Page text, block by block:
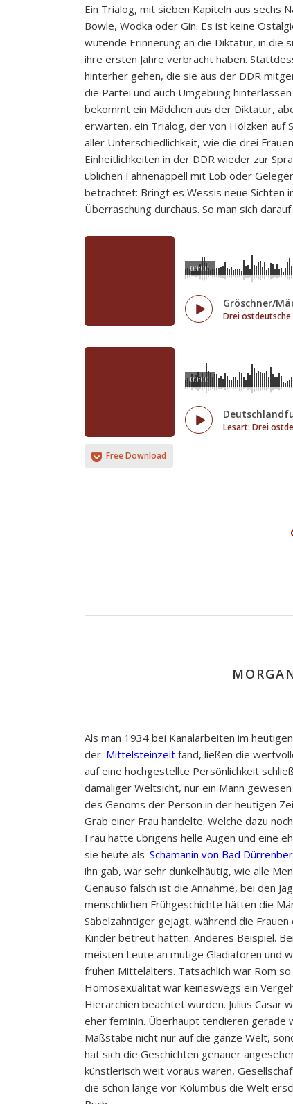
Ein Trialog, mit sieben Kapiteln aus sechs
Bowle, Wodka oder Gin. Es ist keine
wütende Erinnerung an die Diktatur, in die
ihre ersten Jahre verbracht haben.
hinterher gehen, die sie aus der DDR
die Partei und auch Umgebung
bekommt ein Mädchen aus der Diktatur,
erwarten, ein Trialog, der von Hölzken auf
aller Unterschiedlichkeit, wie die drei
Einheitlichkeiten in der DDR wieder zur
üblichen Fahnenappell mit Lob oder
betrachtet: Bringt es Wessis neue Sichten
Überraschung durchaus. So man sich
00:00
Gröschner/
Drei ostdeutsche
00:00
Lesart: Drei
Free Download
Als man 1934 bei Kanalarbeiten im
der Mittelsteinzeit fand, ließen die
auf eine hochgestellte Persönlichkeit
damaliger Weltsicht, nur ein Mann
des Genoms der Person in der heutigen
Grab einer Frau handelte. Welche dazu
Frau hatte übrigens helle Augen und eine
sie heute als Schamanin von Bad
ihn gab, war sehr dunkelhäutig, wie alle
Genauso falsch ist die Annahme, bei den
menschlichen Frühgeschichte hätten die
Säbelzahntiger gejagt, während die
Kinder betreut hätten. Anderes Beispiel.
meisten Leute an mutige Gladiatoren und
frühen Mittelalters. Tatsächlich war Rom
Homosexualität war keineswegs ein
Hierarchien beachtet wurden. Julius Cäsar
eher feminin. Überhaupt tendieren gerade
Maßstäbe nicht nur auf die ganze Welt,
hat sich die Geschichten genauer
künstlerisch weit voraus waren,
die schon lange vor Kolumbus die Welt